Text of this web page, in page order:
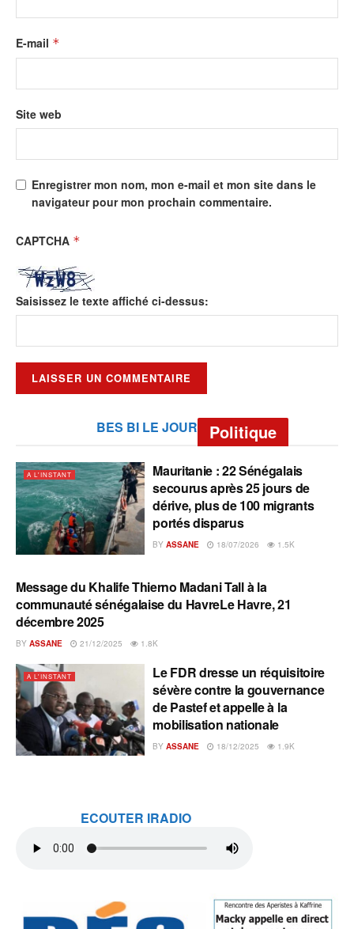
E-mail *
Site web
Enregistrer mon nom, mon e-mail et mon site dans le
navigateur pour mon prochain commentaire.
CAPTCHA *
Saisissez le texte affiché ci-dessus:
BES BI LE JOUR Politique
A L'INSTANT
Mauritanie : 22 Sénégalais
secourus après 25 jours de
dérive, plus de 100 migrants
portés disparus
BY ASSANE 18/07/2026 1.5K
A L'INSTANT
Message du Khalife Thierno Madani Tall à la
communauté sénégalaise du HavreLe Havre, 21
décembre 2025
BY ASSANE 21/12/2025 1.8K
A L'INSTANT
Le FDR dresse un réquisitoire
sévère contre la gouvernance
de Pastef et appelle à la
mobilisation nationale
BY ASSANE 18/12/2025 1.9K
ECOUTER IRADIO